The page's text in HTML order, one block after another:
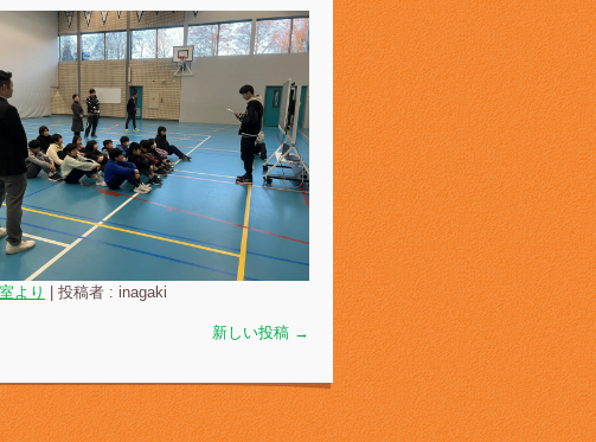
より 投稿者 : inagaki
新しい投稿 →